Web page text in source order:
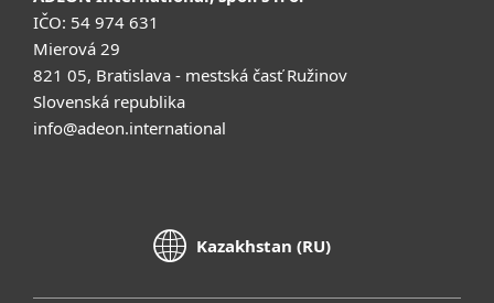
IČO: 54 974 631
Mierová 29
821 05, Bratislava - mestská časť Ružinov
Slovenská republika
info@adeon.international
Kazakhstan (RU)